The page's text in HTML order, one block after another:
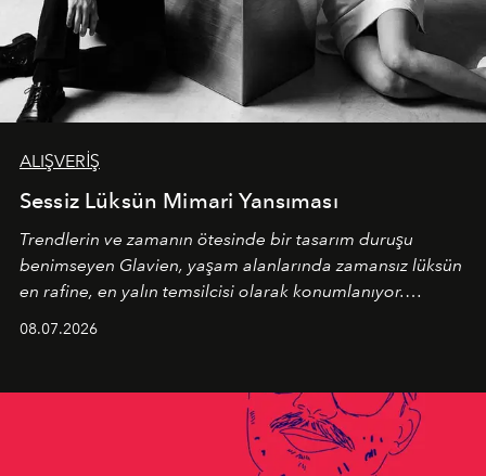
ALIŞVERİŞ
Sessiz Lüksün Mimari Yansıması
Trendlerin ve zamanın ötesinde bir tasarım duruşu
benimseyen Glavien, yaşam alanlarında zamansız lüksün
en rafine, en yalın temsilcisi olarak konumlanıyor.
08.07.2026